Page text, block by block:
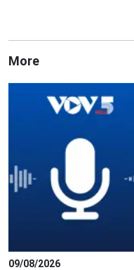
More
09/08/2026